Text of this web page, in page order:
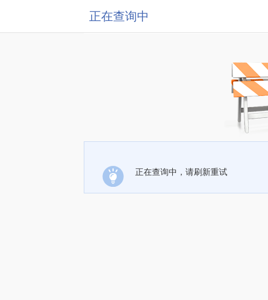
正在查询中
正在查询中，请刷新重试